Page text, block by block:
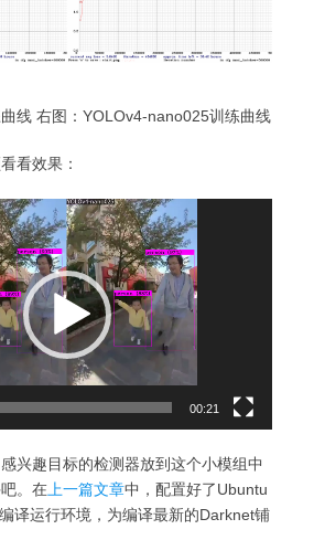
线 右图：YOLOv4-nano025训练曲线
看效果：
00:21
兴趣目标的检测器放到这个小模组中
。在上一篇文章中，配置好了Ubuntu
译运行环境，为编译最新的Darknet铺